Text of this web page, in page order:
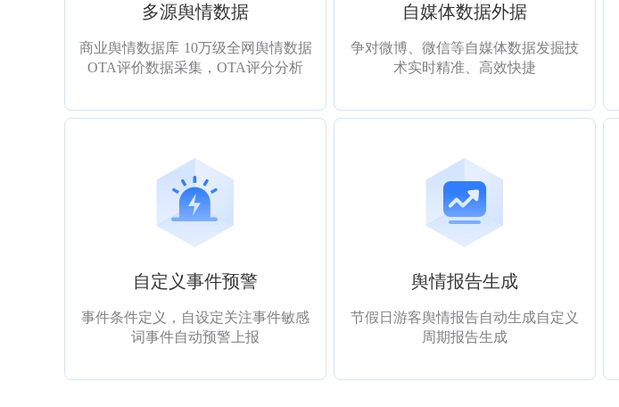
多源舆情数据
商业舆情数据库 10万级全网舆情数据
OTA评价数据采集，OTA评分分析
自媒体数据外据
争对微博、微信等自媒体数据发掘技
术实时精准、高效快捷
自定义事件预警
事件条件定义，自设定关注事件敏感
词事件自动预警上报
舆情报告生成
节假日游客舆情报告自动生成自定义
周期报告生成